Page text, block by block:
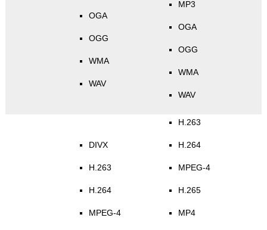
OGA
OGG
WMA
WAV
MP3
OGA
OGG
WMA
WAV
DIVX
H.263
H.264
MPEG-4
H.263
H.264
MPEG-4
H.265
MP4